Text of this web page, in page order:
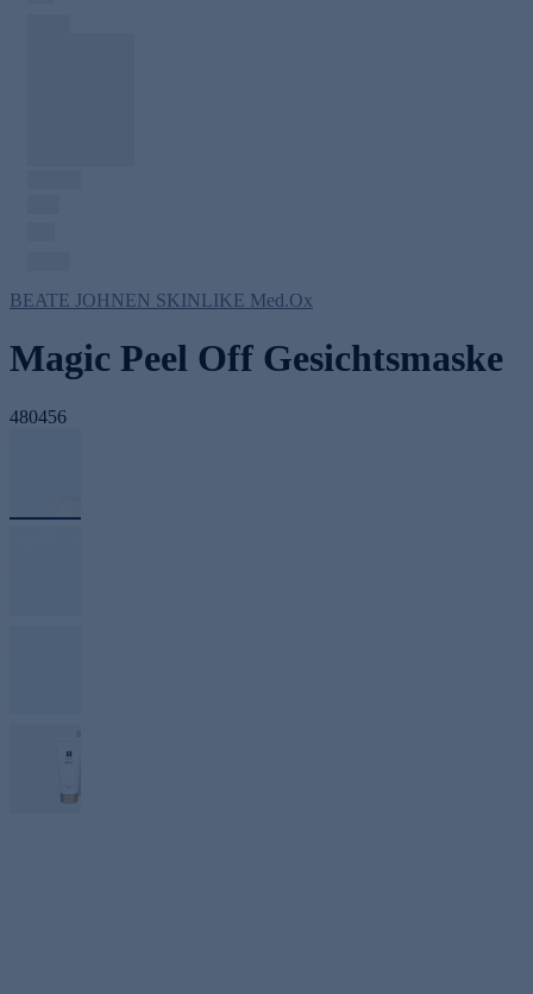
BEATE JOHNEN SKINLIKE Med.Ox
Magic Peel Off Gesichtsmaske
480456